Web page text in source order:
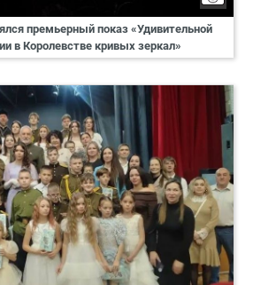
премьерный показ «Удивительной
в Королевстве кривых зеркал»